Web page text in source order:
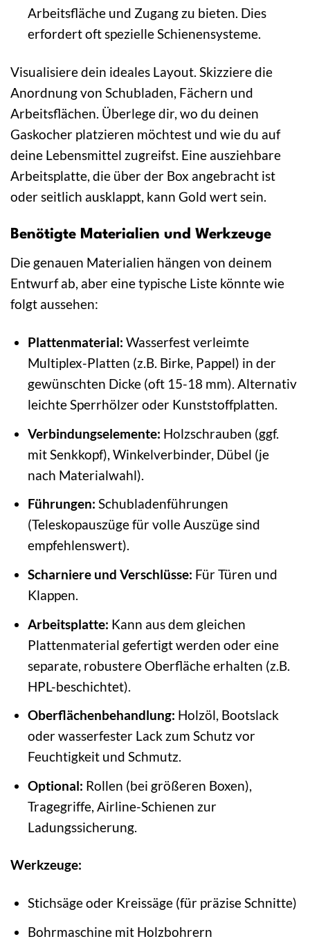
Arbeitsfläche und Zugang zu bieten. Dies
erfordert oft spezielle Schienensysteme.
Visualisiere dein ideales Layout. Skizziere die
Anordnung von Schubladen, Fächern und
Arbeitsflächen. Überlege dir, wo du deinen
Gaskocher platzieren möchtest und wie du auf
deine Lebensmittel zugreifst. Eine ausziehbare
Arbeitsplatte, die über der Box angebracht ist
oder seitlich ausklappt, kann Gold wert sein.
Benötigte Materialien und Werkzeuge
Die genauen Materialien hängen von deinem
Entwurf ab, aber eine typische Liste könnte wie
folgt aussehen:
Plattenmaterial: Wasserfest verleimte
Multiplex-Platten (z.B. Birke, Pappel) in der
gewünschten Dicke (oft 15-18 mm). Alternativ
leichte Sperrhölzer oder Kunststoffplatten.
Verbindungselemente: Holzschrauben (ggf.
mit Senkkopf), Winkelverbinder, Dübel (je
nach Materialwahl).
Führungen: Schubladenführungen
(Teleskopauszüge für volle Auszüge sind
empfehlenswert).
Scharniere und Verschlüsse: Für Türen und
Klappen.
Arbeitsplatte: Kann aus dem gleichen
Plattenmaterial gefertigt werden oder eine
separate, robustere Oberfläche erhalten (z.B.
HPL-beschichtet).
Oberflächenbehandlung: Holzöl, Bootslack
oder wasserfester Lack zum Schutz vor
Feuchtigkeit und Schmutz.
Optional: Rollen (bei größeren Boxen),
Tragegriffe, Airline-Schienen zur
Ladungssicherung.
Werkzeuge:
Stichsäge oder Kreissäge (für präzise Schnitte)
Bohrmaschine mit Holzbohrern